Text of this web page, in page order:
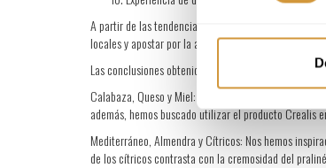
A partir de las tendencias identificadas, se hace
locales y apostar por la apariencia, sabor y
Las conclusiones obtenidas del estudio han servido
Calabaza, Queso y Miel: Esta elaboración nos lleva
además, hemos buscado utilizar el producto Crealis
Mediterráneo, Almendra y Cítricos: Nos hemos
de los cítricos contrasta con la cremosidad del